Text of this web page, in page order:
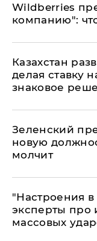
Wildberries
компанию":
Казахстан
делая ставку
знаковое
Зеленский
новую
молчит
"Настроения
эксперты про
массовых